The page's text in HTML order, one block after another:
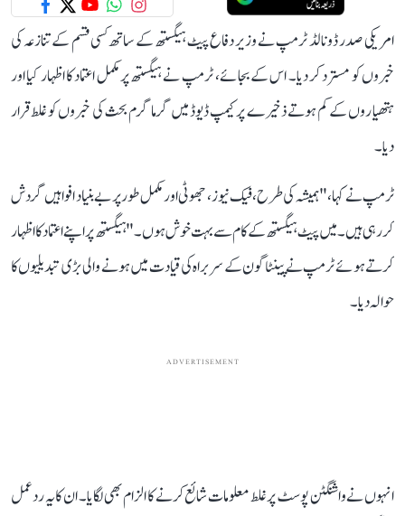
امریکی صدر ڈونالڈ ٹرمپ نے وزیر دفاع پیٹ ہیگستھ کے ساتھ کسی قسم کے تنازعہ کی
خبروں کو مسترد کر دیا۔ اس کے بجائے، ٹرمپ نے ہیگستھ پر مکمل اعتماد کا اظہار کیا اور
ہتھیاروں کے کم ہوتے ذخیرے پر کیمپ ڈیوڈ میں گرما گرم بحث کی خبروں کو غلط قرار
دیا۔
ٹرمپ نے کہا، "ہمیشہ کی طرح، فیک نیوز ، جھوٹی اور مکمل طور پر بے بنیاد افواہیں گردش
کر رہی ہیں۔ میں پیٹ ہیگستھ کے کام سے بہت خوش ہوں۔" ہیگستھ پر اپنے اعتماد کا اظہار
کرتے ہوئے ٹرمپ نے پینٹاگون کے سربراہ کی قیادت میں ہونے والی بڑی تبدیلیوں کا
حوالہ دیا۔
ADVERTISEMENT
انہوں نے واشنگٹن پوسٹ پر غلط معلومات شائع کرنے کا الزام بھی لگایا۔ ان کا یہ ردعمل